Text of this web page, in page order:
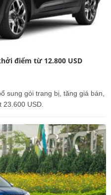
điểm từ 12.800 USD
sung gói trang bị, tăng giá bán,
USD.